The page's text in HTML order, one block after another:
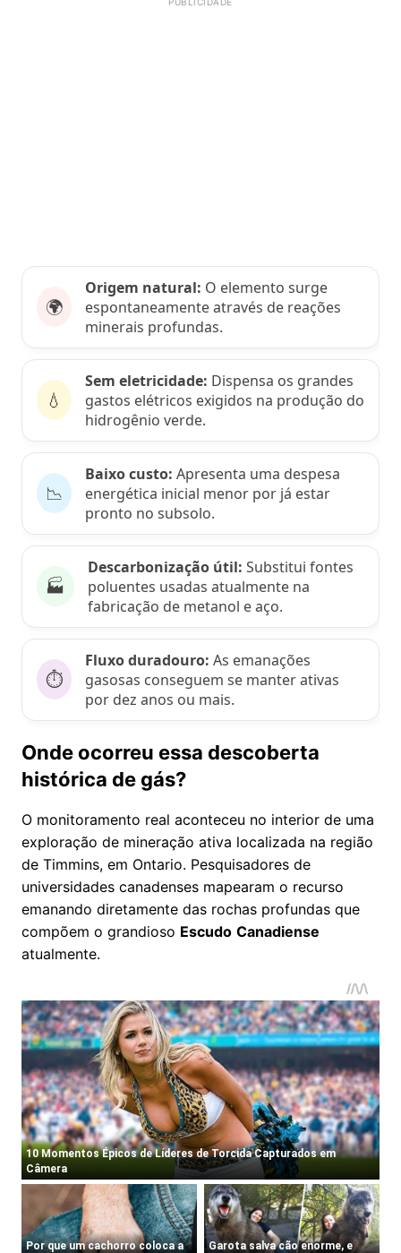
🌍
Origem natural: O elemento surge
espontaneamente através de reações
minerais profundas.
💧
Sem eletricidade: Dispensa os grandes
gastos elétricos exigidos na produção do
hidrogênio verde.
📉
Baixo custo: Apresenta uma despesa
energética inicial menor por já estar
pronto no subsolo.
🏭
Descarbonização útil: Substitui fontes
poluentes usadas atualmente na
fabricação de metanol e aço.
⏱️
Fluxo duradouro: As emanações
gasosas conseguem se manter ativas
por dez anos ou mais.
Onde ocorreu essa descoberta
histórica de gás?
O monitoramento real aconteceu no interior de uma
exploração de mineração ativa localizada na região
de Timmins, em Ontario. Pesquisadores de
universidades canadenses mapearam o recurso
emanando diretamente das rochas profundas que
compõem o grandioso Escudo Canadiense
atualmente.